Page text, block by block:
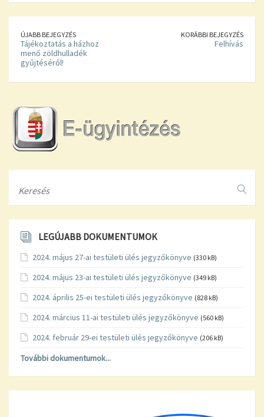
ÚJABB BEJEGYZÉS
Tájékoztatás a házhoz
menő zöldhulladék
gyűjtéséről!
KORÁBBI BEJEGYZÉS
Felhívás
LEGÚJABB DOKUMENTUMOK
2024. május 27-ai testületi ülés jegyzőkönyve (330 kB)
2024. május 23-ai testületi ülés jegyzőkönyve (349 kB)
2024. április 25-ei testületi ülés jegyzőkönyve (828 kB)
2024. március 11-ai testületi ülés jegyzőkönyve (560 kB)
2024. február 29-ei testületi ülés jegyzőkönyve (206 kB)
További dokumentumok...